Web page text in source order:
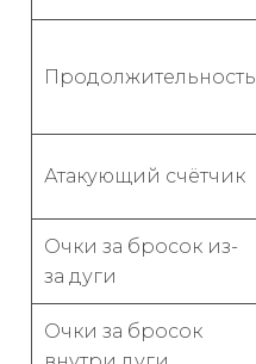
Продолжительность
Атакующий счётчик
Очки за бросок из-
за дуги
Очки за бросок